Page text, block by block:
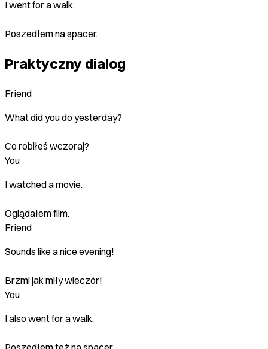
I went for a walk.
Poszedłem na spacer.
Praktyczny dialog
Friend
What did you do yesterday?
Co robiłeś wczoraj?
You
I watched a movie.
Oglądałem film.
Friend
Sounds like a nice evening!
Brzmi jak miły wieczór!
You
I also went for a walk.